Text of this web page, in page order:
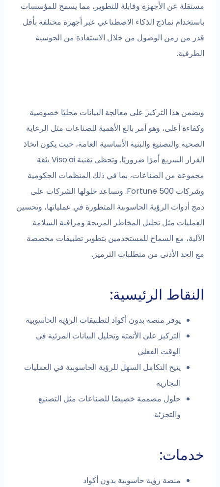
مستقلة عن الأجهزة وقابلة للتطوير، مما يسمح للمؤسسات
باستخدام نماذج الذكاء الاصطناعي عبر أجهزة مختلفة بأقل
قدر من زمن الوصول من خلال الاستفادة من الحوسبة
الطرفية.
ويضمن هذا التركيز على معالجة البيانات محليًا خصوصية
وكفاءة أعلى، وهو أمر بالغ الأهمية للصناعات مثل الرعاية
الصحية والتصنيع والبنية الأساسية العامة، حيث يكون اتخاذ
القرار السريع أمرًا ضروريًا. وتحظى تقنية Viso.ai بثقة
مجموعة من الصناعات، بما في ذلك المنظمات الحكومية
وشركات Fortune 500. وتساعد حلولها الشركات على
دمج أدوات الرؤية الحاسوبية المتطورة في عملياتها، وتحسين
العمليات مثل تحليل المخاطر المريحة ومراقبة السلامة
الآلية، مع السماح للمستخدمين بتطوير تطبيقات مخصصة
مع الحد الأدنى من متطلبات الترميز.
النقاط الرئيسية:
يوفر منصة بدون أكواد لتطبيقات الرؤية الحاسوبية
التركيز على الأتمتة وتحليل البيانات المرئية في
الوقت الفعلي
يتيح التكامل السهل للرؤية الحاسوبية في العمليات
التجارية
حلول مصممة خصيصًا للصناعات مثل التصنيع
والتجزئة
خدمات:
منصة رؤية حاسوبية بدون أكواد